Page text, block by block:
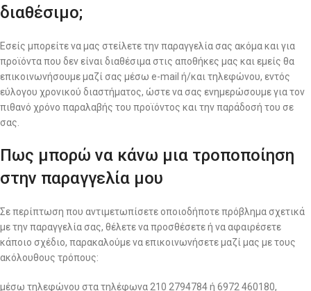
διαθέσιμο;
Εσείς μπορείτε να μας στείλετε την παραγγελία σας ακόμα και για
προϊόντα που δεν είναι διαθέσιμα στις αποθήκες μας και εμείς θα
επικοινωνήσουμε μαζί σας μέσω e-mail ή/και τηλεφώνου, εντός
εύλογου χρονικού διαστήματος, ώστε να σας ενημερώσουμε για τον
πιθανό χρόνο παραλαβής του προϊόντος και την παράδοσή του σε
σας.
Πως μπορώ να κάνω μια τροποποίηση
στην παραγγελία μου
Σε περίπτωση που αντιμετωπίσετε οποιοδήποτε πρόβλημα σχετικά
με την παραγγελία σας, θέλετε να προσθέσετε ή να αφαιρέσετε
κάποιο σχέδιο, παρακαλούμε να επικοινωνήσετε μαζί μας με τους
ακόλουθους τρόπους:
μέσω τηλεφώνου στα τηλέφωνα 210 2794784 ή 6972 460180,